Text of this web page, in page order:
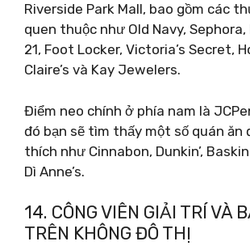
Riverside Park Mall, bao gồm các
quen thuộc như Old Navy, Sephora,
21, Foot Locker, Victoria’s Secret,
Claire’s và Kay Jewelers.
Điểm neo chính ở phía nam là
đó bạn sẽ tìm thấy một số quán ăn
thích như Cinnabon, Dunkin’,
Dì Anne’s.
14. CÔNG VIÊN GIẢI TRÍ VÀ
TRÊN KHÔNG ĐÔ THỊ